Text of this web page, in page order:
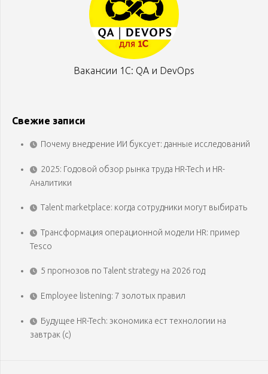
Вакансии 1С: QA и DevOps
Свежие записи
Почему внедрение ИИ буксует: данные исследований
2025: Годовой обзор рынка труда HR-Tech и HR-
Аналитики
Talent marketplace: когда сотрудники могут выбирать
Трансформация операционной модели HR: пример
Tesco
5 прогнозов по Talent strategy на 2026 год
Employee listening: 7 золотых правил
Будущее HR-Tech: экономика ест технологии на
завтрак (с)